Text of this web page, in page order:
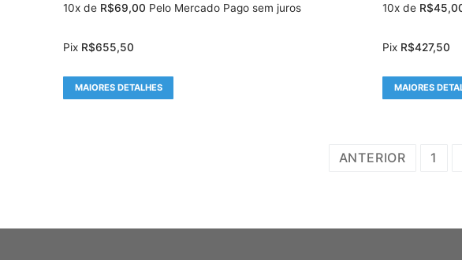
10x de R$69,00 Pelo Mercado Pago sem juros
Pix R$655,50
MAIORES DETALHES
10x de R$
Pix R$427,50
MAIORES
posts
ANTERIOR 1